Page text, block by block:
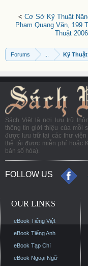
< Cơ Sở Kỹ Thuật
Phạm Quang Văn, 199
Thuật
Forums Kỹ
Sách Việt là nơi lưu trữ
thông tin giới thiệu của mỗi
được lưu trữ tại các thư
thể tải được miễn phí hoặc
bản số hóa).
FOLLOW US
OUR LINKS
eBook Tiếng Việt
eBook Tiếng Anh
eBook Tạp Chí
eBook Ngoại Ngữ